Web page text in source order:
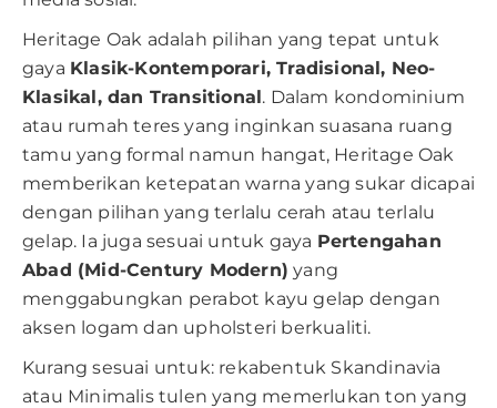
Heritage Oak adalah pilihan yang tepat untuk
gaya Klasik-Kontemporari, Tradisional, Neo-
Klasikal, dan Transitional. Dalam kondominium
atau rumah teres yang inginkan suasana ruang
tamu yang formal namun hangat, Heritage Oak
memberikan ketepatan warna yang sukar dicapai
dengan pilihan yang terlalu cerah atau terlalu
gelap. Ia juga sesuai untuk gaya Pertengahan
Abad (Mid-Century Modern) yang
menggabungkan perabot kayu gelap dengan
aksen logam dan upholsteri berkualiti.
Kurang sesuai untuk: rekabentuk Skandinavia
atau Minimalis tulen yang memerlukan ton yang